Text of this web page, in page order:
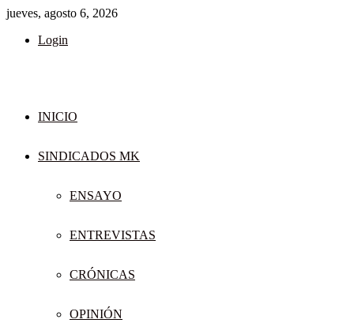
jueves, agosto 6, 2026
Login
INICIO
SINDICADOS MK
ENSAYO
ENTREVISTAS
CRÓNICAS
OPINIÓN